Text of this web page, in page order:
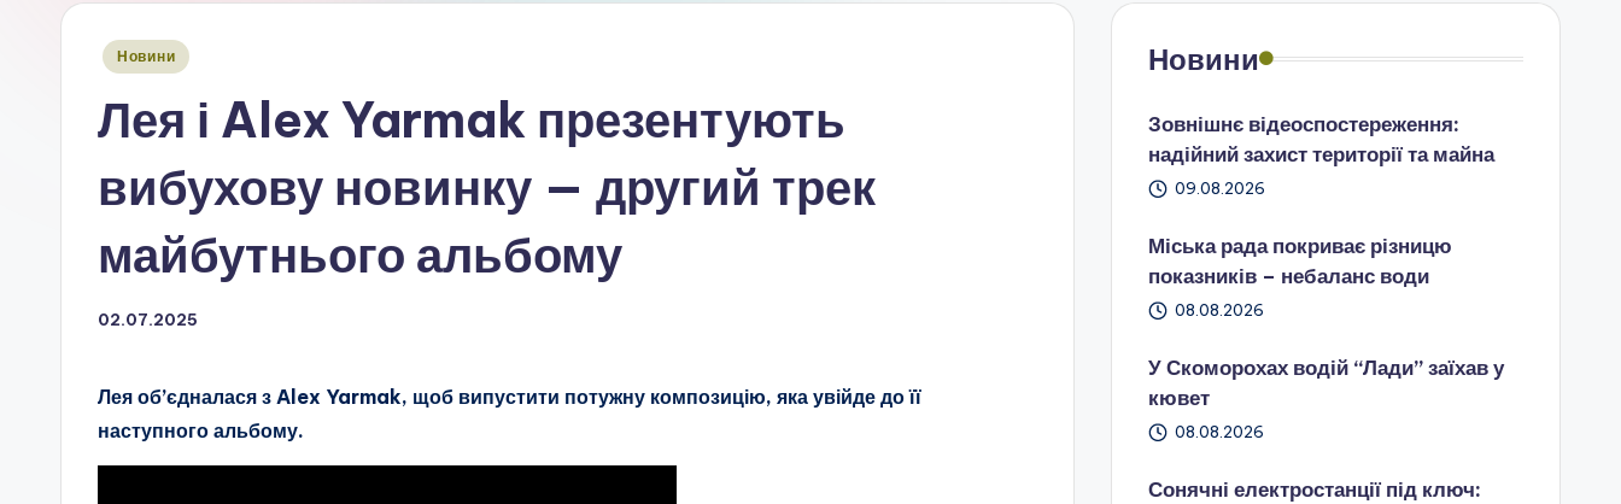
Опубліковано
Новини
Лея і Alex Yarmak презентують
вибухову новинку — другий трек
майбутнього альбому
02.07.2025
Лея об’єдналася з Alex Yarmak, щоб випустити потужну композицію, яка увійде до її
наступного альбому.
Новини
Зовнішнє відеоспостереження:
надійний захист території та майна
09.08.2026
Міська рада покриває різницю
показників – небаланс води
08.08.2026
У Скоморохах водій “Лади” заїхав у
кювет
08.08.2026
Сонячні електростанції під ключ: